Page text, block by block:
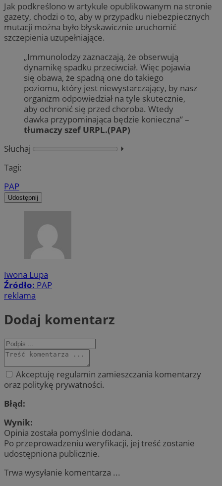
Jak podkreślono w artykule opublikowanym na stronie
gazety, chodzi o to, aby w przypadku niebezpiecznych
mutacji można było błyskawicznie uruchomić
szczepienia uzupełniające.
„Immunolodzy zaznaczają, że obserwują
dynamikę spadku przeciwciał. Więc pojawia
się obawa, że spadną one do takiego
poziomu, który jest niewystarczający, by nasz
organizm odpowiedział na tyle skutecznie,
aby ochronić się przed choroba. Wtedy
dawka przypominająca będzie konieczna” –
tłumaczy szef URPL.(PAP)
Słuchaj
⏵︎
Tagi:
PAP
Udostępnij
Iwona Lupa
Źródło: PAP
reklama
Dodaj komentarz
Akceptuję regulamin zamieszczania komentarzy
oraz politykę prywatności.
Błąd:
Wynik:
Opinia została pomyślnie dodana.
Po przeprowadzeniu weryfikacji, jej treść zostanie
udostępniona publicznie.
Trwa wysyłanie komentarza ...